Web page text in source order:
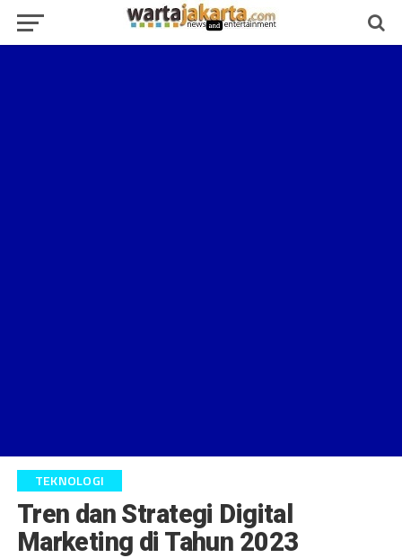
TEKNOLOGI
Tren dan Strategi Digital
Marketing di Tahun 2023